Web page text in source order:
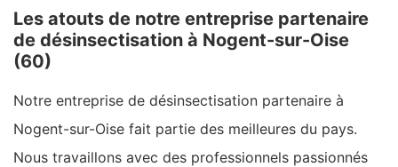
Les atouts de notre entreprise partenaire
de désinsectisation à Nogent-sur-Oise
(60)
Notre entreprise de désinsectisation partenaire à
Nogent-sur-Oise fait partie des meilleures du pays.
Nous travaillons avec des professionnels passionnés